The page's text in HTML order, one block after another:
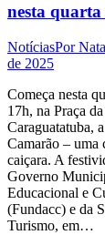
nesta
NotíciasPor
de 2025
Começa nesta
17h, na Praça
Caraguatatuba,
Camarão – uma
caiçara. A
Governo
Educacional e
(Fundacc) e da
Turismo, em…